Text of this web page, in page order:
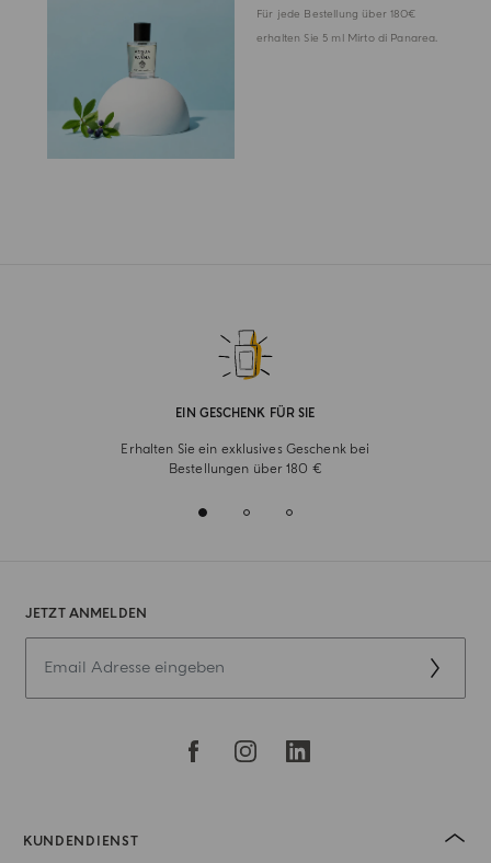
Für jede Bestellung über 180€
erhalten Sie 5 ml Mirto di Panarea.
EIN GESCHENK FÜR SIE
Erhalten Sie ein exklusives Geschenk bei
Bestellungen über 180 €
JETZT ANMELDEN
KUNDENDIENST